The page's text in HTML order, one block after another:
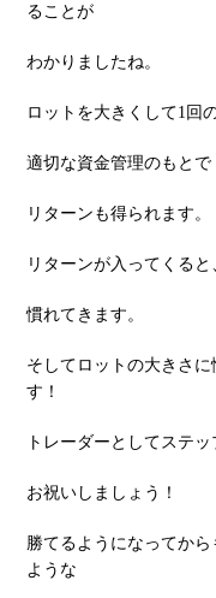
ることが
わかりましたね。
ロットを⼤きくして1回
適切な資⾦管理のもとで
リターンも得られます。
リターンが⼊ってくる
慣れてきます。
そしてロットの⼤きさ
す！
トレーダーとしてステ
お祝いしましょう！
勝てるようになってか
ような